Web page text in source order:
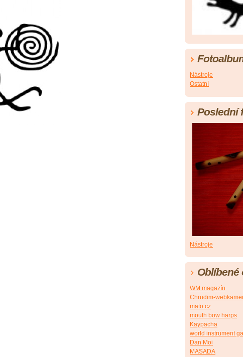
Nástroje
Ostatní
Poslední
Nástroje
Oblíbené
WM magazín
Chrudim-
mato.cz
mouth bow harps
Kaypacha
world instrument
Dan Moi
MASADA